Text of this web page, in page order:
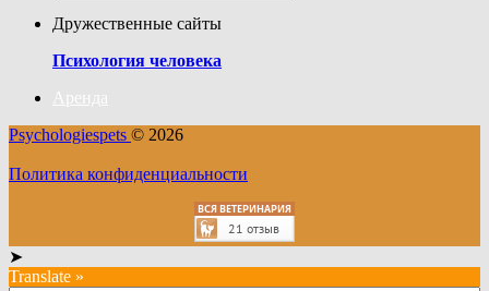
Дружественные сайты
Психология человека
Аренда
Psychologiespets © 2026
Политика конфиденциальности
➤
Translate »